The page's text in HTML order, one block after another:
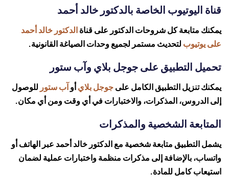
قناة اليوتيوب الخاصة بالدكتور خالد أحمد
يمكنك متابعة كل شروحات الدكتور على قناةالدكتور خالد أحمد
على يوتيوبلتحديث مستمر لجميع وحدات الصياغة القانونية.
تحميل التطبيق على جوجل بلاي وآب ستور
يمكنك تنزيل التطبيق الكامل علىجوجل بلايأوآب ستور للوصول
إلى الدروس، المذكرات، والاختبارات في أي وقت ومن أي مكان.
المتابعة الشخصية والمذكرات
يشمل التطبيق متابعة شخصية مع الدكتور خالد أحمد عبر الهاتف أو
واتساب، بالإضافة إلى مذكرات منظمة واختبارات عملية لضمان
استيعاب كامل للمادة.